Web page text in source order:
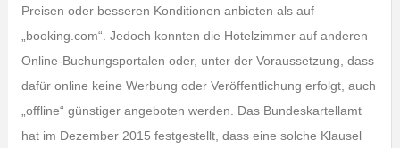
Preisen oder besseren Konditionen anbieten als auf
„booking.com“. Jedoch konnten die Hotelzimmer auf anderen
Online-Buchungsportalen oder, unter der Voraussetzung, dass
dafür online keine Werbung oder Veröffentlichung erfolgt, auch
„offline“ günstiger angeboten werden. Das Bundeskartellamt
hat im Dezember 2015 festgestellt, dass eine solche Klausel